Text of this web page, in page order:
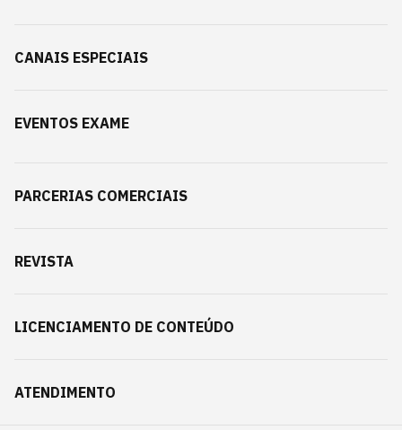
CANAIS ESPECIAIS
EVENTOS EXAME
PARCERIAS COMERCIAIS
REVISTA
LICENCIAMENTO DE CONTEÚDO
ATENDIMENTO